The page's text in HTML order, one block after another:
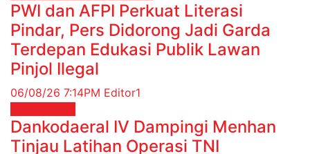
PWI dan AFPI Perkuat Literasi
Pindar, Pers Didorong Jadi Garda
Terdepan Edukasi Publik Lawan
Pinjol Ilegal
06/08/26 7:14PM Editor1
Dankodaeral IV Dampingi Menhan
Tinjau Latihan Operasi TNI